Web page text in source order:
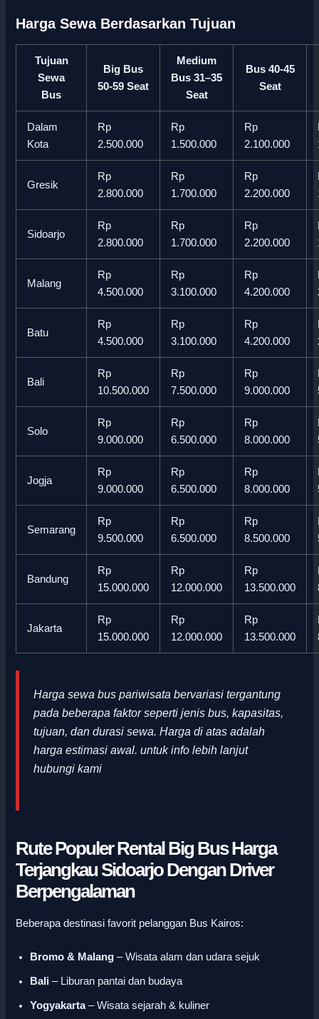
Harga Sewa Berdasarkan Tujuan
Tujuan
Sewa
Bus
Big Bus
50-59 Seat
Medium
Bus 31–35
Seat
Bus 40-45
Seat
Dalam
Kota
Rp
2.500.000
Rp
1.500.000
Rp
2.100.000
Gresik
Rp
2.800.000
Rp
1.700.000
Rp
2.200.000
Sidoarjo
Rp
2.800.000
Rp
1.700.000
Rp
2.200.000
Malang
Rp
4.500.000
Rp
3.100.000
Rp
4.200.000
Batu
Rp
4.500.000
Rp
3.100.000
Rp
4.200.000
Bali
Rp
10.500.000
Rp
7.500.000
Rp
9.000.000
Solo
Rp
9.000.000
Rp
6.500.000
Rp
8.000.000
Jogja
Rp
9.000.000
Rp
6.500.000
Rp
8.000.000
Semarang
Rp
9.500.000
Rp
6.500.000
Rp
8.500.000
Bandung
Rp
15.000.000
Rp
12.000.000
Rp
13.500.000
Jakarta
Rp
15.000.000
Rp
12.000.000
Rp
13.500.000
Harga sewa bus pariwisata bervariasi tergantung
pada beberapa faktor seperti jenis bus, kapasitas,
tujuan, dan durasi sewa. Harga di atas adalah
harga estimasi awal.untuk info lebih lanjut
hubungi kami
Rute Populer Rental Big Bus Harga
Terjangkau Sidoarjo Dengan Driver
Berpengalaman
Beberapa destinasi favorit pelanggan Bus Kairos:
Bromo & Malang – Wisata alam dan udara sejuk
Bali – Liburan pantai dan budaya
Yogyakarta– Wisata sejarah & kuliner